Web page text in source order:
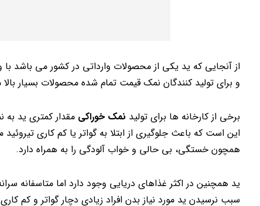
از آنجایی که ید یکی از محصولات وارداتی در کشور می باشد
و برای تولید کنندگان نمک قیمت تمام شده محصولات بسیار
برخی از کارخانه ها برای تولید نمک خوراکی مقدار کمتری ید
این است که باعث جلوگیری از ابتلا به گواتر یا کم کاری
همچون خستگی، بی حالی و خواب آلودگی را به همراه دارد.
ید همچنین در اکثر غذاهای دریایی وجود دارد اما متاسفانه
سبب نرسیدن ید مورد نیاز بدن افراد زیادی دچار گواتر و کم